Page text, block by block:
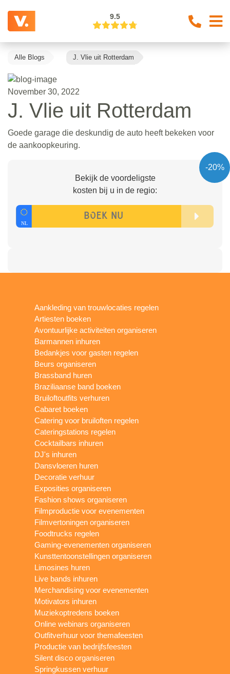
9.5
Alle Blogs J. Vlie uit Rotterdam
November 30, 2022
J. Vlie uit Rotterdam
Goede garage die deskundig de auto heeft bekeken voor
de aankoopkeuring.
-20%
Bekijk de voordeligste
kosten bij u in de regio:
Aankleding van trouwlocaties regelen
Artiesten boeken
Avontuurlijke activiteiten organiseren
Barmannen inhuren
Bedankjes voor gasten regelen
Beurs organiseren
Brassband huren
Braziliaanse band boeken
Bruiloftoutfits verhuren
Cabaret boeken
Catering voor bruiloften regelen
Cateringstations regelen
Cocktailbars inhuren
DJ's inhuren
Dansvloeren huren
Decoratie verhuur
Exposities organiseren
Fashion shows organiseren
Filmproductie voor evenementen
Filmvertoningen organiseren
Foodtrucks regelen
Gaming-evenementen organiseren
Kunsttentoonstellingen organiseren
Limosines huren
Live bands inhuren
Merchandising voor evenementen
Motivators inhuren
Muziekoptredens boeken
Online webinars organiseren
Outfitverhuur voor themafeesten
Productie van bedrijfsfeesten
Silent disco organiseren
Springkussen verhuur